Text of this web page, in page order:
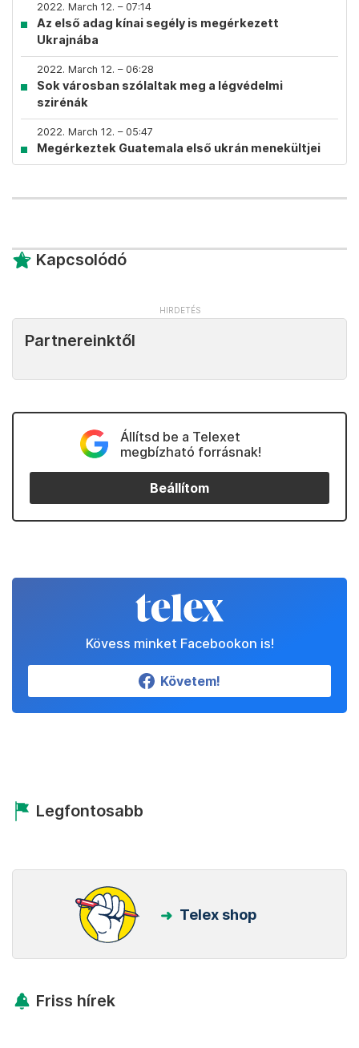
2022. March 12. – 07:14
Az első adag kínai segély is megérkezett
Ukrajnába
2022. March 12. – 06:28
Sok városban szólaltak meg a légvédelmi
szirénák
2022. March 12. – 05:47
Megérkeztek Guatemala első ukrán menekültjei
Kapcsolódó
Partnereinktől
Állítsd be a Telexet
megbízható forrásnak!
Beállítom
Kövess minket Facebookon is!
Követem!
Legfontosabb
Telex shop
Friss hírek